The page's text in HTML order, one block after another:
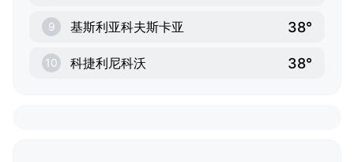
9 基斯利亚科夫斯卡亚 38°
10 科捷利尼科沃 38°